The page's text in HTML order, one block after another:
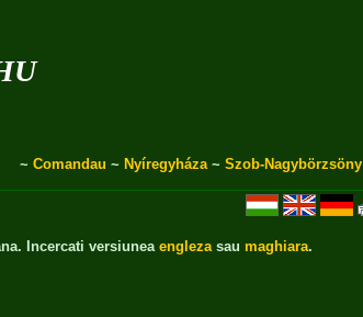
~ Comandau ~ Nyíregyháza~ Szob-Nagybörzsöny
Incercati versiunea englezasau maghiara.